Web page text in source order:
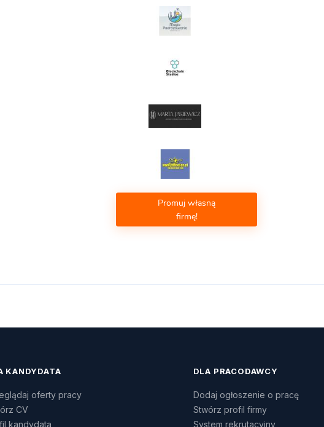
Promuj własną
firmę!
KANDYDATA
oferty pracy
CV
kandydata
DLA PRACODAWCY
Dodaj ogłoszenie o pracę
Stwórz profil firmy
System rekrutacyjny